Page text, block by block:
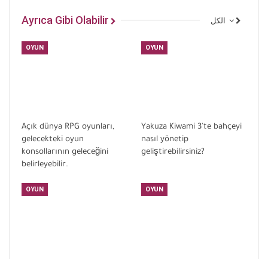
Ayrıca Gibi Olabilir
OYUN
Açık dünya RPG oyunları,
gelecekteki oyun
konsollarının geleceğini
belirleyebilir.
OYUN
Yakuza Kiwami 3'te bahçeyi
nasıl yönetip
geliştirebilirsiniz?
OYUN OYUN